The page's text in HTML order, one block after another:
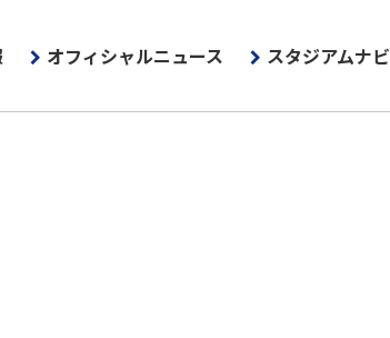
オフィシャルニュース スタジアムナビ